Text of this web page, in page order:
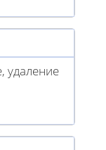
удаление